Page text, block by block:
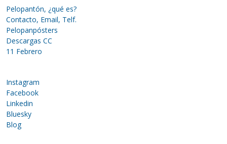
Pelopantón, ¿qué es?
Contacto, Email, Telf.
Pelopanpósters
Descargas CC
11 Febrero
Instagram
Facebook
Linkedin
Bluesky
Blog